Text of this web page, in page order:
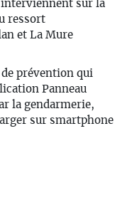
interviennent sur la
ressort
et La Mure
prévention qui
Panneau
la gendarmerie,
sur smartphone